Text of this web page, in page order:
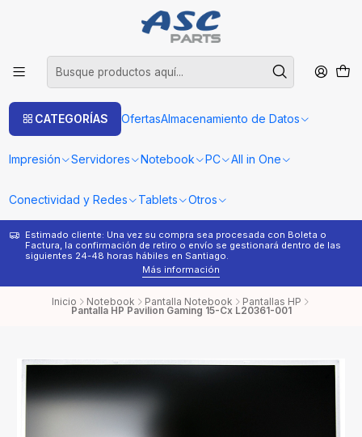
CATEGORÍAS OfertasAlmacenamiento de Datos
Impresión Servidores Notebook PC All in One
Conectividad y Redes Tablets Otros
Estimado cliente: Una vez su compra sea procesada con Boleta o
Factura, la confirmación de retiro o envío se gestionará dentro de las
siguientes 24-48 horas hábiles en Santiago.
Más información
Inicio Notebook Pantalla Notebook Pantallas HP
Pantalla HP Pavilion Gaming 15-Cx L20361-001